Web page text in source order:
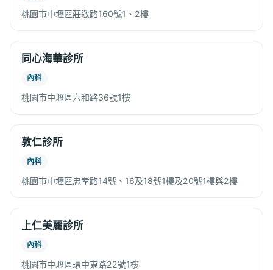
桃園市中壢區莊敬路160號1、2樓
同心海華診所
內科
桃園市中壢區六和路36號1樓
敦仁診所
內科
桃園市中壢區忠孝路14號、16及18號1樓及20號1樓與2樓
上仁美麗診所
內科
桃園市中壢區環中東路22號1樓